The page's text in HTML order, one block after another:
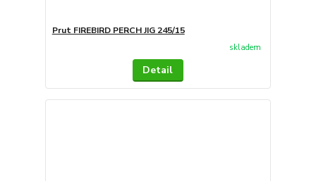
Prut FIREBIRD PERCH JIG 245/15
skladem
Detail